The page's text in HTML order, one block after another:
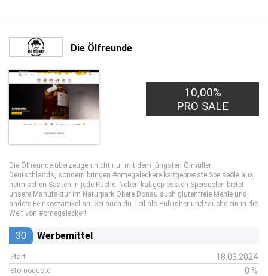
Die Ölfreunde
10,00%
PRO SALE
Die Ölfreunde überzeugen nicht nur mit dem jüngsten Ölmüller
Deutschlands, sondern bringen #omegaleckere kaltgepresste Speiseöle aus
heimischen Saaten in jede Küche. Neben kaltgepressten Speiseölen bietet
unsere Manufaktur im Naturpark Obere Donau auch glutenfreie Mehle und
andere Feinkostartikel an. Sei auch du Teil als Publisher und tauche ein in die
Welt von #omegalecker!
30 Werbemittel
Start 18.03.2024
Stornoquote 0 %